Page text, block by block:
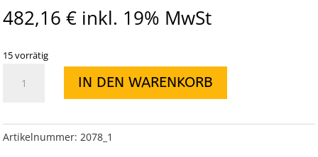
482,16 € inkl. 19% MwSt
15 vorrätig
Dachträgersystem
2200x1250mm
IN DEN WARENKORB
Artikelnummer: 2078_1